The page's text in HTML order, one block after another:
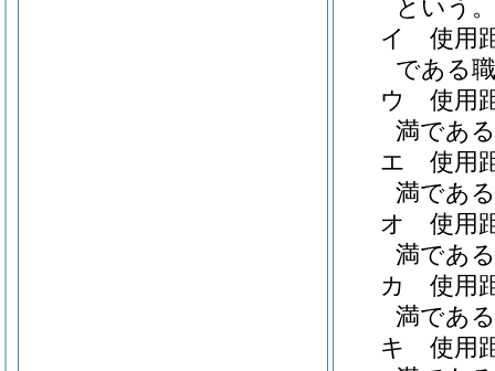
という
イ
使用
である
ウ
使用
満であ
エ
使用
満であ
オ
使用
満であ
カ
使用
満であ
キ
使用